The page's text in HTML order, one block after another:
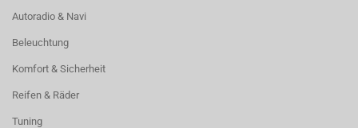
Autoradio & Navi
Beleuchtung
Komfort & Sicherheit
Reifen & Räder
Tuning